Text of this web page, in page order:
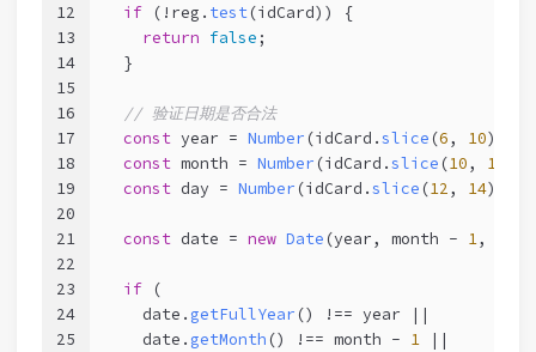
12
13
14
15
16
17
18
19
20
21
22
23
24
25
if (!reg. test(idCard)) {
return false ;
  }
// 验证日期是否合法
const year = Number (idCard.slice (6, 10));
const month = Number (idCard.slice (10, 12
const day = Number (idCard.slice (12, 14));
const date = new Date (year, month - 1,
if (
    date.
getFullYear () !== year ||
    date.
getMonth () !== month - 1 ||